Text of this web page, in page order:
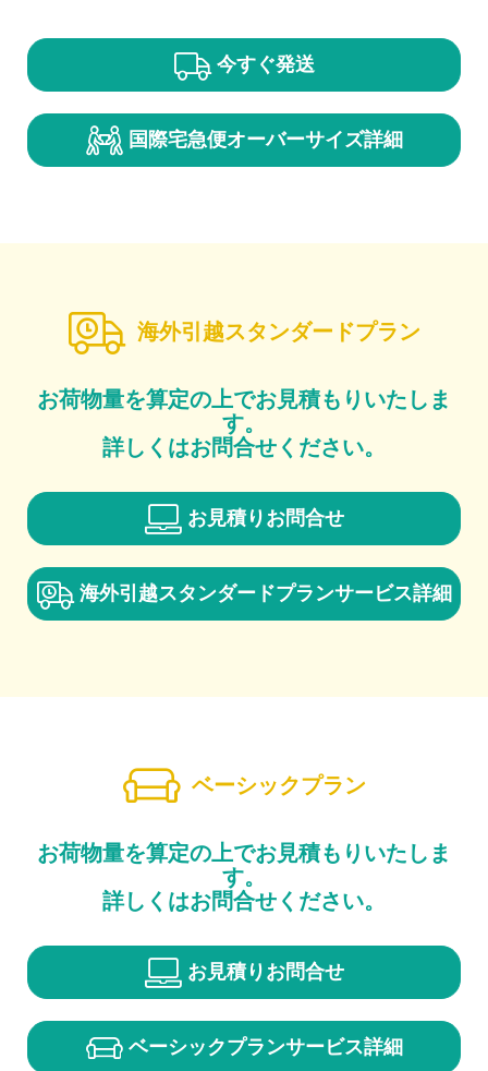
今すぐ発送
国際宅急便オーバーサイズ詳細
海外引越スタンダードプラン
お荷物量を算定の上でお見積もりいたしま
す。
詳しくはお問合せください。
お見積りお問合せ
海外引越スタンダードプランサービス詳細
ベーシックプラン
お荷物量を算定の上でお見積もりいたしま
す。
詳しくはお問合せください。
お見積りお問合せ
ベーシックプランサービス詳細